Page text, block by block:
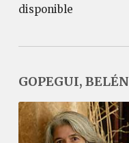
disponible
GOPEGUI, BELÉN